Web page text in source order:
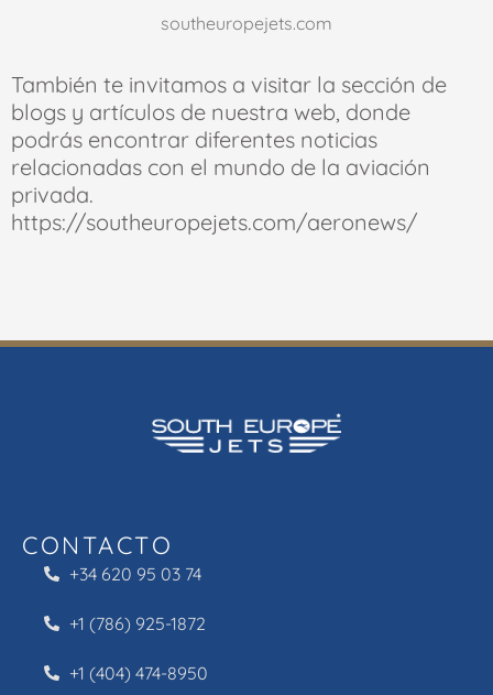
southeuropejets.com
También te invitamos a visitar la sección de
blogs y artículos de nuestra web, donde
podrás encontrar diferentes noticias
relacionadas con el mundo de la aviación
privada.
https://southeuropejets.com/aeronews/
CONTACTO
+34 620 95 03 74
+1 (786) 925-1872
+1 (404) 474-8950